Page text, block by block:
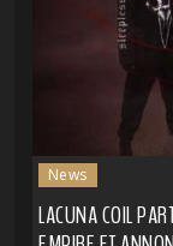
News
LACUNA COIL